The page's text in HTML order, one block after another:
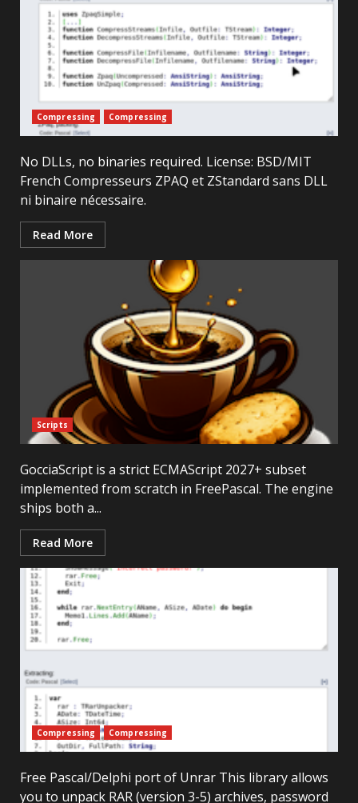
Compressing Compressing
No DLLs, no binaries required. License: BSD/MIT
French Compresseurs ZPAQ et ZStandard sans DLL
ni binaire nécessaire.
Read More
Scripts
GocciaScript is a strict ECMAScript 2027+ subset
implemented from scratch in FreePascal. The engine
ships both a...
Read More
Compressing Compressing
Free Pascal/Delphi port of Unrar This library allows
you to unpack RAR (version 3-5) archives, password